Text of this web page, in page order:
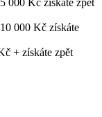
000 Kč získáte zpět
000 Kč získáte
+ získáte zpět